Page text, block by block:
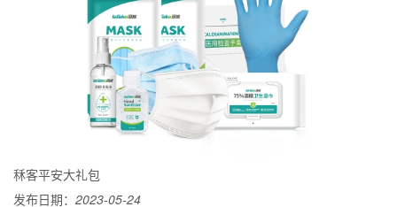
秝客平安大礼包
发布日期： 2023-05-24